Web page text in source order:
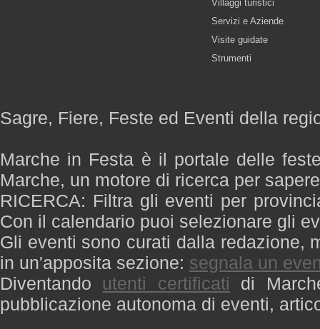
Villaggi turistici
Servizi e Aziende
Visite guidate
Strumenti
Sagre, Fiere, Feste ed Eventi della
Marche in Festa è il portale delle
Marche, un motore di ricerca per
RICERCA: Filtra gli eventi per
Con il calendario puoi selezionare gli
Gli eventi sono curati dalla redazione,
in un'apposita sezione: segnala un
Diventando utenti certificati di
pubblicazione autonoma di eventi,